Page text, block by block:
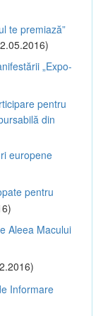
te premiază”
„Expo-
pentru
din
europene
pentru
Aleea Macului
Informare